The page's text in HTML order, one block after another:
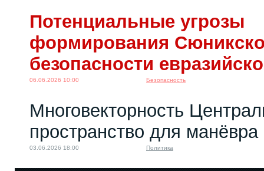
Потенциальные угрозы
формирования
безопасности
06.06.2026 10:00 Безопасность
Многовекторность
пространство для манёвра
03.06.2026 18:00 Политика